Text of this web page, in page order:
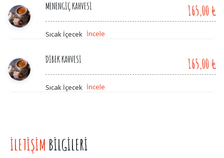
MENENGİÇ KAHVESİ 165,00 ₺
Sıcak İçecek İncele
DİBEK KAHVESİ 165,00 ₺
Sıcak İçecek İncele
İLETİŞİM BİLGİLERİ